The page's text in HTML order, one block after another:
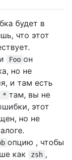
будет в
что этот
Foo он
но не
и там есть
* там, вы не
этот
но не
опцию , чтобы
как
zsh ,